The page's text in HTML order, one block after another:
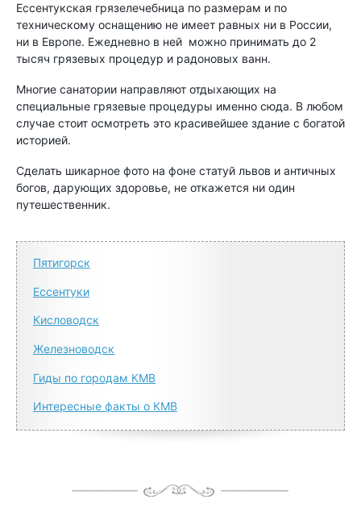
Ессентукская грязелечебница по размерам и по
техническому оснащению не имеет равных ни в России,
ни в Европе. Ежедневно в ней можно принимать до 2
тысяч грязевых процедур и радоновых ванн.
Многие санатории направляют отдыхающих на
специальные грязевые процедуры именно сюда. В любом
случае стоит осмотреть это красивейшее здание с богатой
историей.
Сделать шикарное фото на фоне статуй львов и античных
богов, дарующих здоровье, не откажется ни один
путешественник.
Пятигорск
Ессентуки
Кисловодск
Железноводск
Гиды по городам КМВ
Интересные факты о КМВ